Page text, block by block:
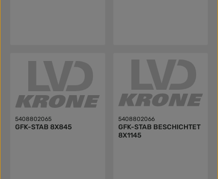
5408802065
GFK-STAB 8X845
5408802066
GFK-STAB BESCHICHTET
8X1145